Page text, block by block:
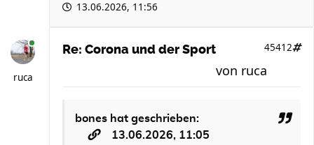
13.06.2026, 11:56
ruca
Re: Corona und der Sport 45412
von ruca
bones hat geschrieben:
13.06.2026, 11:05